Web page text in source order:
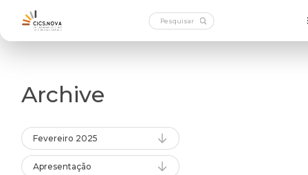
Archive
Fevereiro 2025
Apresentação